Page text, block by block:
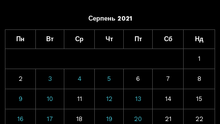
Серпень 2021
Пн Вт Ср Чт Пт Сб Нд
1
2 3 4 5 6 7 8
9 10 11 12 13 14 15
16 17 18 19 20 21 22